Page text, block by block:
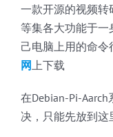
一款开源的视频
等集各大功能于
己电脑上用的命
网 上下载
在Debian-Pi-
决，只能先放到这